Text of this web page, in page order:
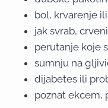
bol, krvarenje
jak svrab,
perutanje koje
sumnju na
dijabetes ili
poznat ekcem,